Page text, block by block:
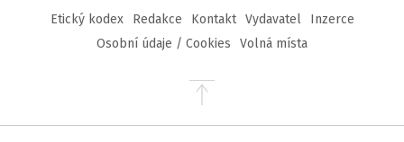
Etický kodex Redakce Kontakt Vydavatel
Inzerce
Osobní údaje / Cookies
Volná místa
Přejít
stránky